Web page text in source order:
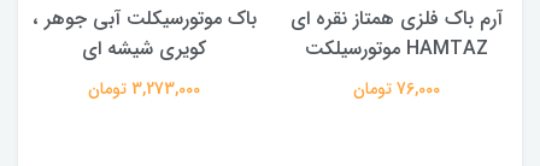
آرم باک فلزی همتاز نقره ای
HAMTAZ موتورسیلکت
76,000 تومان
باک موتورسیکلت آبی جوهر ،
کویری شیشه ای
3,273,000 تومان